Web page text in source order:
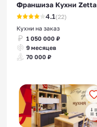
Франшиза Кухни Zetta
4.1(22)
Кухни на заказ
1 050 000 ₽
9 месяцев
70 000 ₽